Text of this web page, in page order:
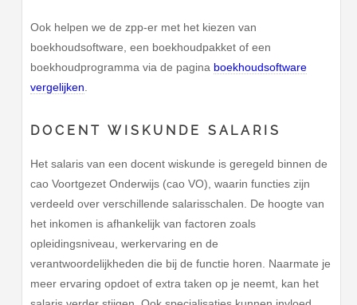
Ook helpen we de zpp-er met het kiezen van
boekhoudsoftware, een boekhoudpakket of een
boekhoudprogramma via de pagina boekhoudsoftware
vergelijken
DOCENT WISKUNDE SALARIS
Het salaris van een docent wiskunde is geregeld binnen de
cao Voortgezet Onderwijs (cao VO), waarin functies zijn
verdeeld over verschillende salarisschalen. De hoogte van
het inkomen is afhankelijk van factoren zoals
opleidingsniveau, werkervaring en de
verantwoordelijkheden die bij de functie horen. Naarmate je
meer ervaring opdoet of extra taken op je neemt, kan het